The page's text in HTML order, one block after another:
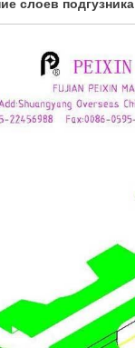
слоев подгузника